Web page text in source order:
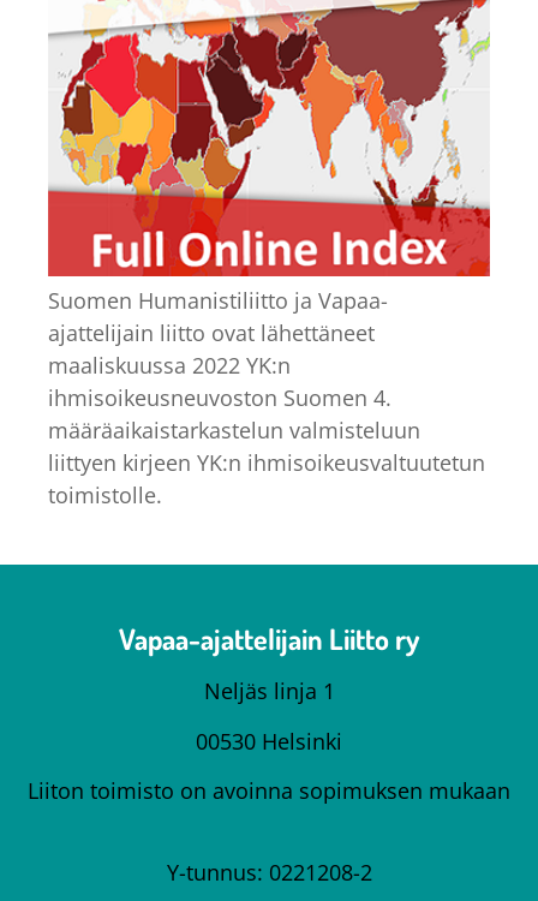
Suomen Humanistiliitto ja Vapaa-
ajattelijain liitto ovat lähettäneet
maaliskuussa 2022 YK:n
ihmisoikeusneuvoston Suomen 4.
määräaikaistarkastelun valmisteluun
liittyen kirjeen YK:n ihmisoikeusvaltuutetun
toimistolle.
Vapaa-ajattelijain Liitto ry
Neljäs linja 1
00530 Helsinki
Liiton toimisto on avoinna sopimuksen mukaan
Y-tunnus: 0221208-2